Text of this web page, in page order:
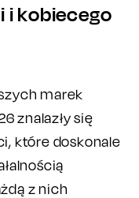
i kobiecego
marek
znalazły się
które doskonale
z nich